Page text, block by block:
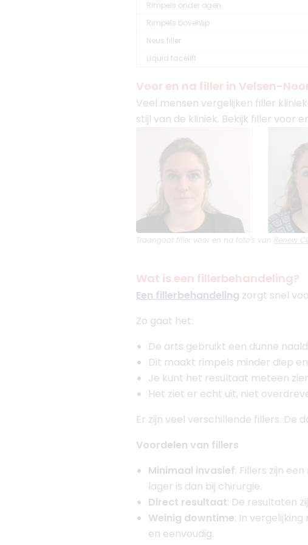
Rimpels onder ogen
Rimpels bovenlip
Neus filler
Liquid facelift
Voor en na filler in Velsen-
Veel mensen vergelijken filler
stijl van de kliniek. Bekijk filler voor
Traangoot filler voor en na foto's van Renew
Wat is een fillerbehandeling?
Een fillerbehandeling zorgt snel
Zo gaat het:
De arts gebruikt een dunne
Dit maakt rimpels minder diep
Je kunt het resultaat meteen
Het ziet er echt uit, niet
Er zijn veel verschillende fillers. De
Voordelen van fillers
Minimaal invasief: Fillers zijn
lager is dan bij chirurgie.
Direct resultaat: De resultaten
Weinig downtime: In
en eenvoudig.